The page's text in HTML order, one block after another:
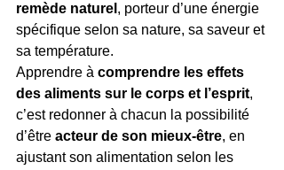
remède naturel , porteur d’une énergie
spécifique selon sa nature, sa saveur et
sa température.
Apprendre à comprendre les effets
des aliments sur le corps et l’esprit,
c’est redonner à chacun la possibilité
d’être acteur de son mieux-être, en
ajustant son alimentation selon les